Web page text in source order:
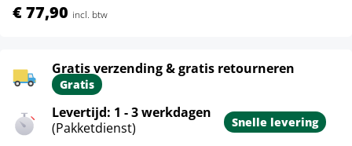
€ 77,90 incl. btw
Gratis verzending & gratis retourneren
Gratis
Levertijd: 1 - 3 werkdagen
(Pakketdienst)
Snelle levering